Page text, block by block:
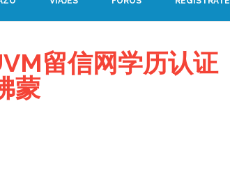
留信网学历认证
蒙